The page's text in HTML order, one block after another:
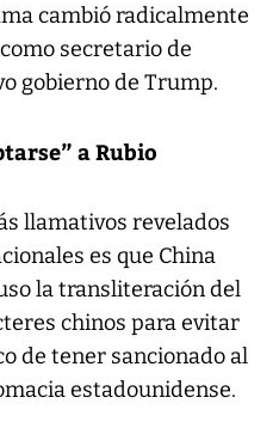
cambió radicalmente
secretario de
gobierno de Trump.
a Rubio
llamativos revelados
es que China
la transliteración del
chinos para evitar
de tener sancionado al
estadounidense.